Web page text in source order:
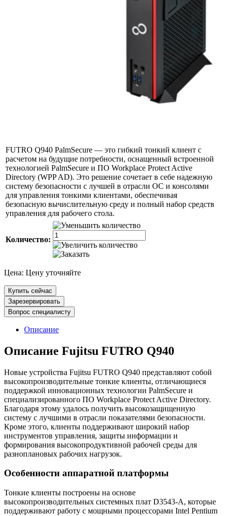
FUTRO Q940 PalmSecure — это гибкий тонкий клиент с
расчетом на будущие потребности, оснащенный встроенной
технологией PalmSecure и ПО Workplace Protect Active
Directory (WPP AD). Это решение сочетает в себе надежную
систему безопасности с лучшей в отрасли ОС и консолями
для управления тонкими клиентами, обеспечивая
безопасную вычислительную среду и полный набор средств
управления для рабочего стола.
Количество:
Цена: Цену уточняйте
Купить сейчас
Зарезервировать
Вопрос специалисту
Описание
Описание Fujitsu FUTRO Q940
Новые устройства Fujitsu FUTRO Q940 представляют собой
высокопроизводительные тонкие клиенты, отличающиеся
поддержкой инновационных технологии PalmSecure и
специализированного ПО Workplace Protect Active Directory.
Благодаря этому удалось получить высокозащищенную
систему с лучшими в отрасли показателями безопасности.
Кроме этого, клиенты поддерживают широкий набор
инструментов управления, защиты информации и
формирования высокопродуктивной рабочей среды для
разноплановых рабочих нагрузок.
Особенности аппаратной платформы
Тонкие клиенты построены на основе
высокопроизводительных системных плат D3543-A, которые
поддерживают работу с мощными процессорами Intel Pentium